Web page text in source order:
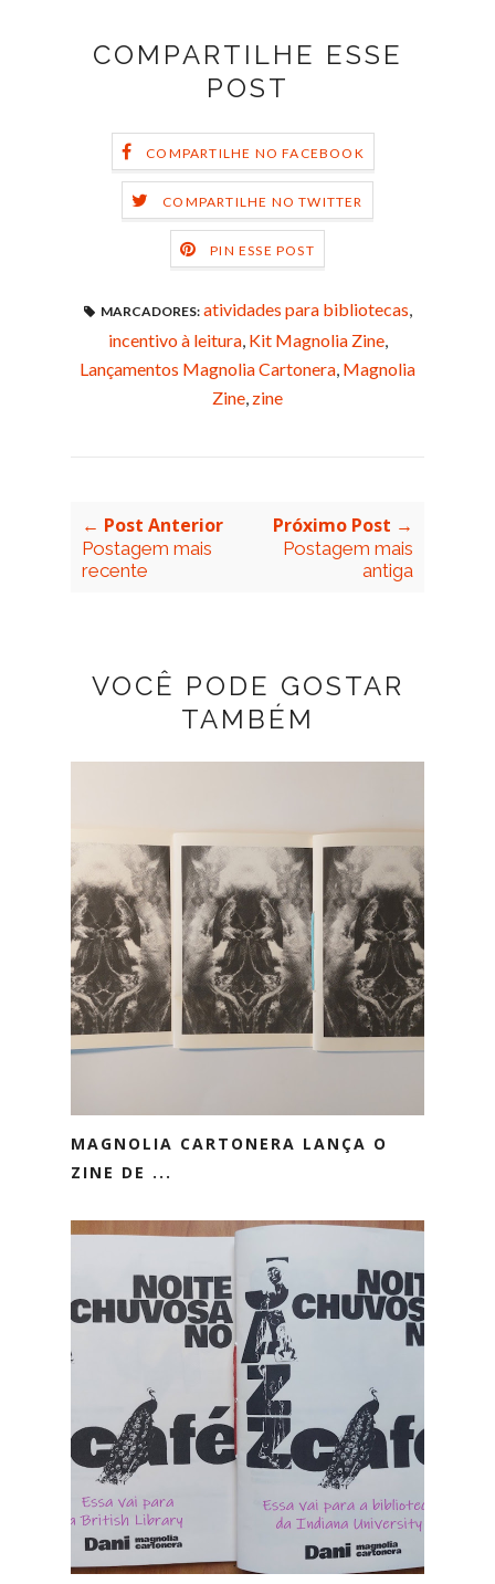
COMPARTILHE ESSE
POST
COMPARTILHE NO FACEBOOK
COMPARTILHE NO TWITTER
PIN ESSE POST
MARCADORES: atividades para bibliotecas,
incentivo à leitura, Kit Magnolia Zine,
Lançamentos Magnolia Cartonera, Magnolia
Zine, zine
← Post Anterior
Postagem mais
recente
Próximo Post →
Postagem mais
antiga
VOCÊ PODE GOSTAR
TAMBÉM
MAGNOLIA CARTONERA LANÇA O
ZINE DE ...